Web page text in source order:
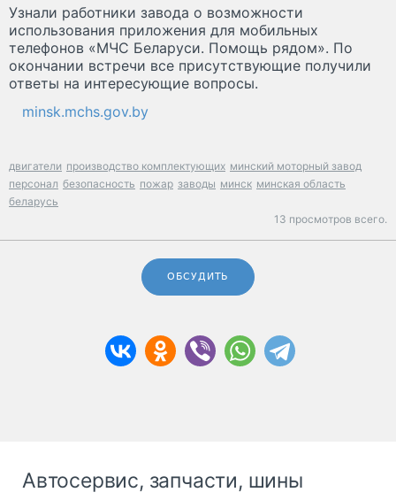
Узнали работники завода о возможности
использования приложения для мобильных
телефонов «МЧС Беларуси. Помощь рядом». По
окончании встречи все присутствующие получили
ответы на интересующие вопросы.
minsk.mchs.gov.by
двигатели производство комплектующих минский моторный завод
персонал безопасность пожар заводы минск минская область
беларусь
13 просмотров всего.
ОБСУДИТЬ
Автосервис, запчасти, шины